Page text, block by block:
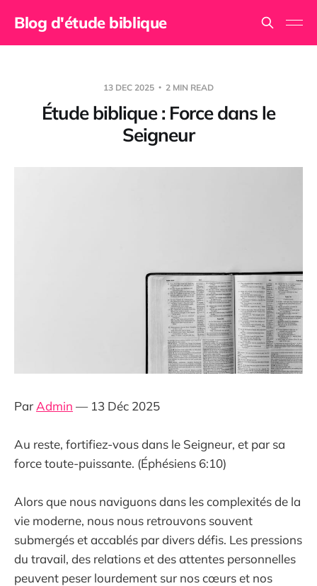
Blog d'étude biblique
13 DEC 2025 2 MIN READ
Étude biblique : Force dans le
Seigneur
Par Admin — 13 Déc 2025
Au reste, fortifiez-vous dans le Seigneur, et par sa
force toute-puissante. (Éphésiens 6:10)
Alors que nous naviguons dans les complexités de la
vie moderne, nous nous retrouvons souvent
submergés et accablés par divers défis. Les pressions
du travail, des relations et des attentes personnelles
peuvent peser lourdement sur nos cœurs et nos